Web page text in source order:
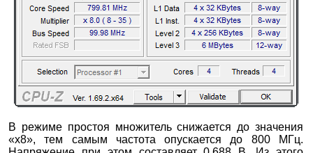
В режиме простоя множитель снижается до значения
«х8», тем самым частота опускается до 800 МГц.